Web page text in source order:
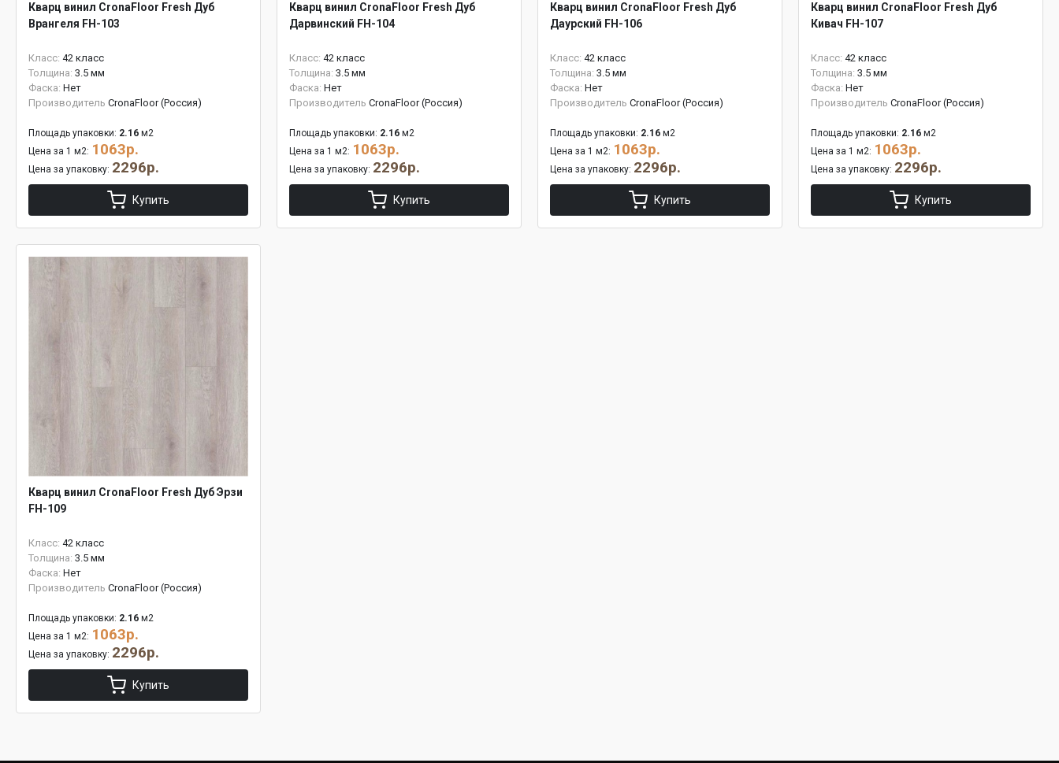
Кварц винил CronaFloor Fresh Дуб
Врангеля FH-103
Класс: 42 класс
Толщина: 3.5 мм
Фаска: Нет
Производитель CronaFloor (Россия)
Площадь упаковки: 2.16 м2
Цена за 1 м2: 1063р.
Цена за упаковку: 2296р.
Купить
Кварц винил CronaFloor Fresh Дуб
Дарвинский FH-104
Класс: 42 класс
Толщина: 3.5 мм
Фаска: Нет
Производитель CronaFloor (Россия)
Площадь упаковки: 2.16 м2
Цена за 1 м2: 1063р.
Цена за упаковку: 2296р.
Купить
Кварц винил CronaFloor Fresh Дуб
Даурский FH-106
Класс: 42 класс
Толщина: 3.5 мм
Фаска: Нет
Производитель CronaFloor (Россия)
Площадь упаковки: 2.16 м2
Цена за 1 м2: 1063р.
Цена за упаковку: 2296р.
Купить
Кварц винил CronaFloor Fresh Дуб
Кивач FH-107
Класс: 42 класс
Толщина: 3.5 мм
Фаска: Нет
Производитель CronaFloor (Россия)
Площадь упаковки: 2.16 м2
Цена за 1 м2: 1063р.
Цена за упаковку: 2296р.
Купить
Кварц винил CronaFloor Fresh Дуб Эрзи
FH-109
Класс: 42 класс
Толщина: 3.5 мм
Фаска: Нет
Производитель CronaFloor (Россия)
Площадь упаковки: 2.16 м2
Цена за 1 м2: 1063р.
Цена за упаковку: 2296р.
Купить